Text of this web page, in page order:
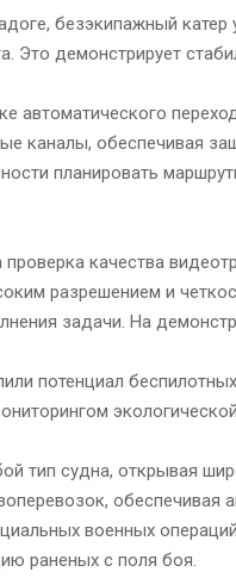
безэкипажный
Это демонстрирует
автоматического
каналы, обеспечивая
планировать
качества
разрешением и
задачи. На
потенциал
тип судна, открывая
военных
раненых с поля боя.